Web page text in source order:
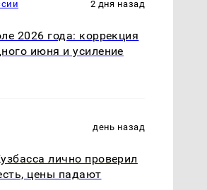
2 дня назад
2026 года: коррекция
июня и усиление
день назад
лично проверил
цены падают